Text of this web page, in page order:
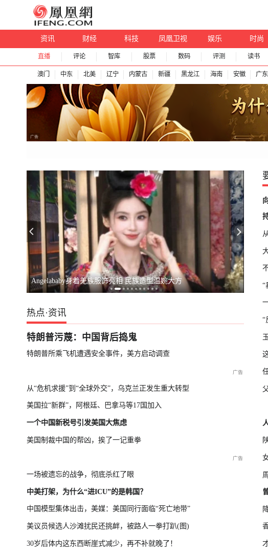
资讯 财经 科技 凤凰卫视 娱乐 时尚
直播 评论 智库 股票 数码 评测 读书
澳门 中东 北美 辽宁 内蒙古 新疆 黑龙江 海南 安徽 广东
Angelababy身着羌族服饰亮相 民族造型温婉大方 扫码
热点 ·资讯
特朗普污蔑：中国背后捣鬼
特朗普所乘飞机遭遇安全事件，美方启动调查
从“危机求援”到“全球外交”，乌克兰正发生重大转型
美国拉“新群”，阿根廷、巴拿马等17国加入
一个中国新税号引发美国大焦虑
美国制裁中国的帮凶，挨了一记重拳
一场被遗忘的战争，彻底杀红了眼
中美打架，为什么“进ICU”的是韩国？
中国模型集体出击，美媒：美国同行面临“死亡地带”
美议员候选人沙滩扰民还挑衅，被路人一拳打趴(图)
30岁后体内这东西断崖式减少，再不补就晚了！
“
“
不满坡度与外观，特朗普命重